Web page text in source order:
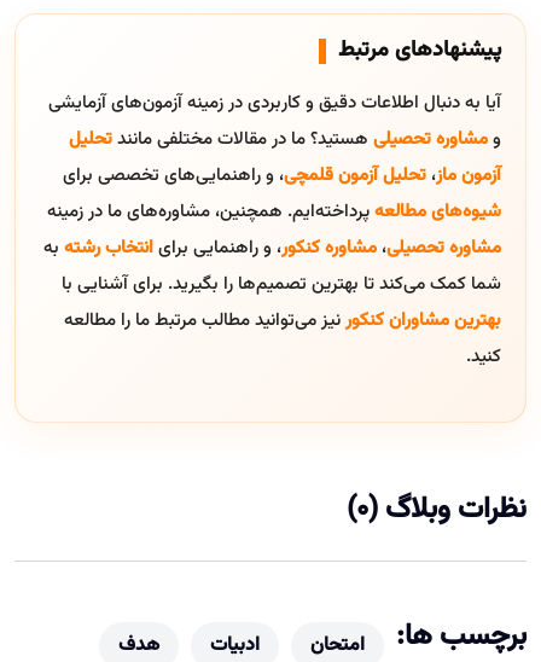
پیشنهادهای مرتبط
آیا به دنبال اطلاعات دقیق و کاربردی در زمینه آزمون‌های آزمایشی
ومشاوره تحصیلی هستید؟ ما در مقالات مختلفی مانندتحلیل
آزمون ماز، تحلیل آزمون قلمچی، و راهنمایی‌های تخصصی برای
شیوه‌های مطالعهپرداخته‌ایم. همچنین، مشاوره‌های ما در زمینه
مشاوره تحصیلی، مشاوره کنکور، و راهنمایی برایانتخاب رشته به
شما کمک می‌کند تا بهترین تصمیم‌ها را بگیرید. برای آشنایی با
بهترین مشاوران کنکورنیز می‌توانید مطالب مرتبط ما را مطالعه
کنید.
نظرات وبلاگ (0)
برچسب ها: امتحان ادبیات
هدف